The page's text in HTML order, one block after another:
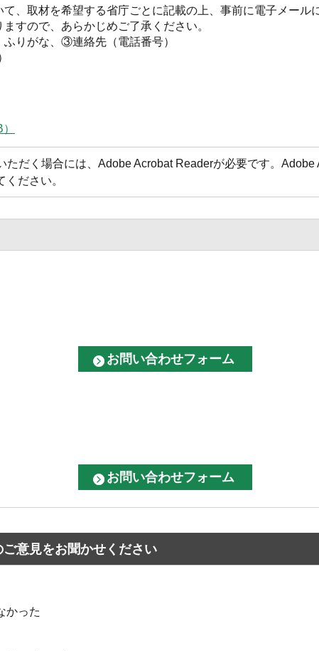
、取材を希望する省庁ごとに記載の上、事前に電子メール
すので、あらかじめご了承ください。
りがな、③連絡先（電話番号）
ただく場合には、Adobe Acrobat Readerが必要です。
ださい。
意見をお聞かせください
かった